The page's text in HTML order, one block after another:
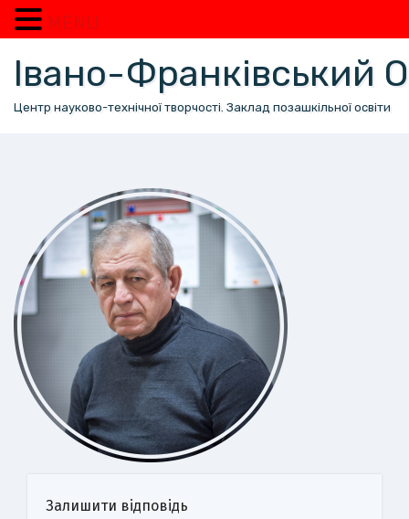
вмісту
Івано-Франківський
Центр науково-технічної творчості. Заклад позашкільної освіти
Залишити відповідь
MENU